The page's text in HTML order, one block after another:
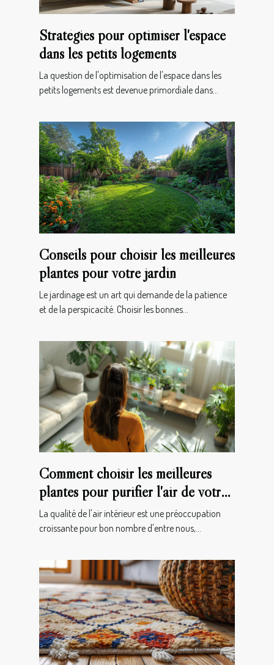
Stratégies pour optimiser l'espace
dans les petits logements
La question de l'optimisation de l'espace dans les
petits logements est devenue primordiale dans...
Conseils pour choisir les meilleures
plantes pour votre jardin
Le jardinage est un art qui demande de la patience
et de la perspicacité. Choisir les bonnes...
Comment choisir les meilleures
plantes pour purifier l'air de votre
maison
La qualité de l'air intérieur est une préoccupation
croissante pour bon nombre d'entre nous,...